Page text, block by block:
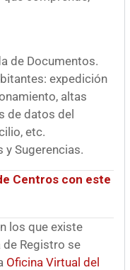
de Documentos.
expedición
altas
de datos del
etc.
y Sugerencias.
Centros con este
los que existe
Registro se
Oficina Virtual del